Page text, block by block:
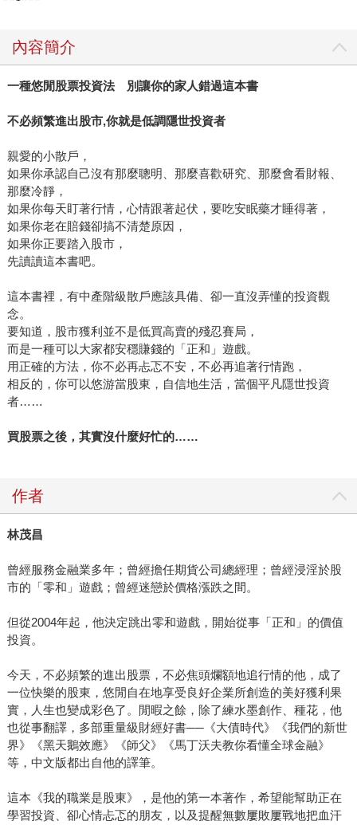
內容簡介
一種悠閒股票投資法 別讓你的家人錯過這本書
不必頻繁進出股市,你就是低調隱世投資者
親愛的小散戶，
如果你承認自己沒有那麼聰明、那麼喜歡研究、那麼會看財報、
那麼冷靜，
如果你每天盯著行情，心情跟著起伏，要吃安眠藥才睡得著，
如果你老在賠錢卻搞不清楚原因，
如果你正要踏入股市，
先讀讀這本書吧。
這本書裡，有中產階級散戶應該具備、卻一直沒弄懂的投資觀
念。
要知道，股市獲利並不是低買高賣的殘忍賽局，
而是一種可以大家都安穩賺錢的「正和」遊戲。
用正確的方法，你不必再忐忑不安，不必再追著行情跑，
相反的，你可以悠游當股東，自信地生活，當個平凡隱世投資
者……
買股票之後，其實沒什麼好忙的……
作者
林茂昌
曾經服務金融業多年；曾經擔任期貨公司總經理；曾經浸淫於股
市的「零和」遊戲；曾經迷戀於價格漲跌之間。
但從2004年起，他決定跳出零和遊戲，開始從事「正和」的價值
投資。
今天，不必頻繁的進出股票，不必焦頭爛額地追行情的他，成了
一位快樂的股東，悠閒自在地享受良好企業所創造的美好獲利果
實，人生也變成彩色了。閒暇之餘，除了練水墨創作、種花，他
也從事翻譯，多部重量級財經好書──《大債時代》《我們的新世
界》《黑天鵝效應》《師父》《馬丁沃夫教你看懂全球金融》
等，中文版都出自他的譯筆。
這本《我的職業是股東》，是他的第一本著作，希望能幫助正在
學習投資、卻心情忐忑的朋友，以及提醒無數屢敗屢戰地把血汗